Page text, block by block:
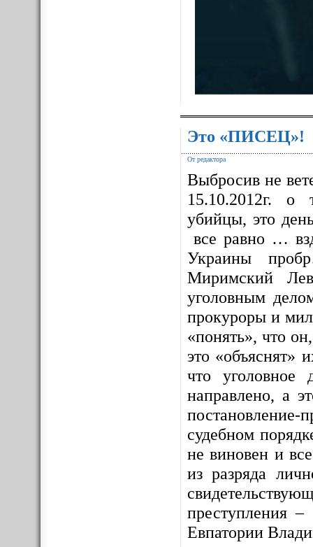
Это «ПИСЕЦ»!
От редактора
Выбросив не
15.10.2012г. о
убийцы, это
все равно …
Украины
Миримский
уголовным
прокуроры и
«понять», что
это «объяснят»
что
направлено, а
судебном
не виновен и
из разряда
преступления –
Евпатории